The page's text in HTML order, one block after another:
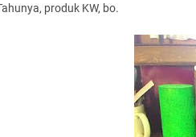
produk KW, bo.